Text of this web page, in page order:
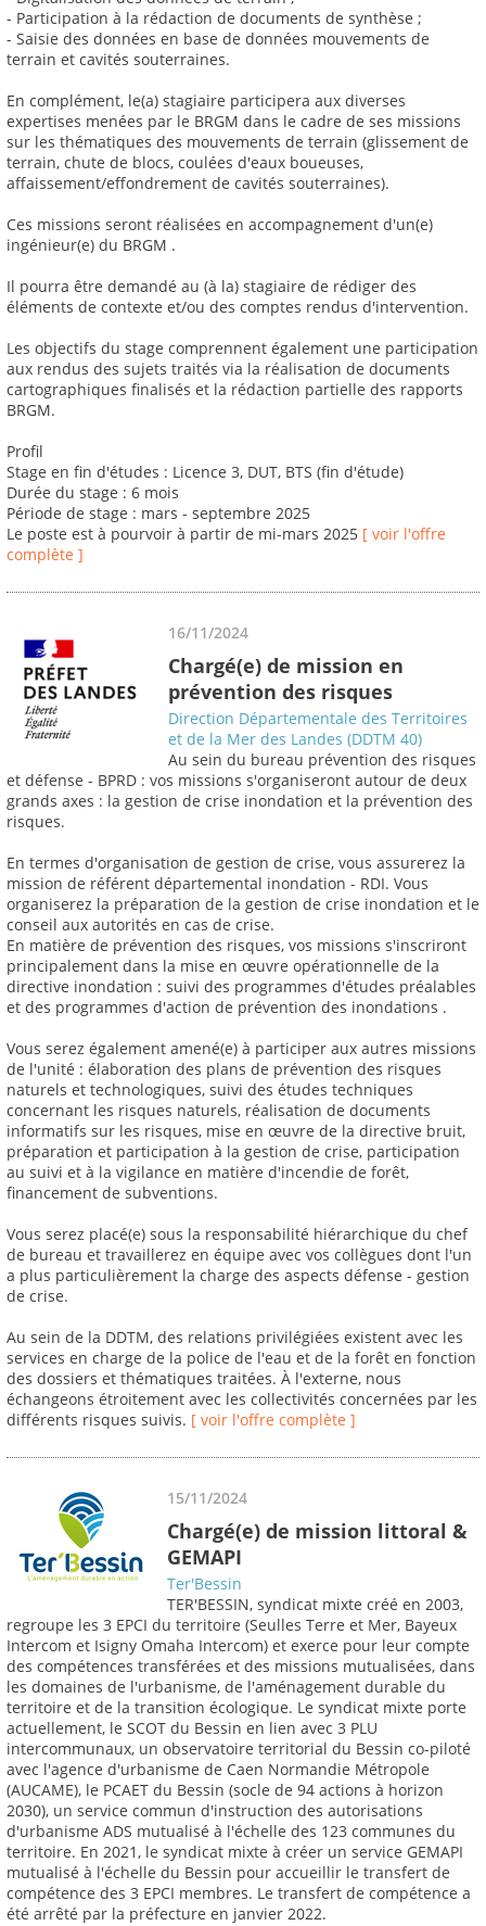
- Participation à la rédaction de documents de synthèse ;
- Saisie des données en base de données mouvements de
terrain et cavités souterraines.
En complément, le(a) stagiaire participera aux diverses
expertises menées par le BRGM dans le cadre de ses missions
sur les thématiques des mouvements de terrain (glissement de
terrain, chute de blocs, coulées d'eaux boueuses,
affaissement/effondrement de cavités souterraines).
Ces missions seront réalisées en accompagnement d'un(e)
ingénieur(e) du BRGM .
Il pourra être demandé au (à la) stagiaire de rédiger des
éléments de contexte et/ou des comptes rendus d'intervention.
Les objectifs du stage comprennent également une participation
aux rendus des sujets traités via la réalisation de documents
cartographiques finalisés et la rédaction partielle des rapports
BRGM.
Profil
Stage en fin d'études : Licence 3, DUT, BTS (fin d'étude)
Durée du stage : 6 mois
Période de stage : mars - septembre 2025
Le poste est à pourvoir à partir de mi-mars 2025 [ voir l'offre
complète ]
16/11/2024
Chargé(e) de mission en
prévention des risques
Direction Départementale des Territoires
et de la Mer des Landes (DDTM 40)
Au sein du bureau prévention des risques
et défense - BPRD : vos missions s'organiseront autour de deux
grands axes : la gestion de crise inondation et la prévention des
risques.
En termes d'organisation de gestion de crise, vous assurerez la
mission de référent départemental inondation - RDI. Vous
organiserez la préparation de la gestion de crise inondation et le
conseil aux autorités en cas de crise.
En matière de prévention des risques, vos missions s'inscriront
principalement dans la mise en œuvre opérationnelle de la
directive inondation : suivi des programmes d'études préalables
et des programmes d'action de prévention des inondations .
Vous serez également amené(e) à participer aux autres missions
de l'unité : élaboration des plans de prévention des risques
naturels et technologiques, suivi des études techniques
concernant les risques naturels, réalisation de documents
informatifs sur les risques, mise en œuvre de la directive bruit,
préparation et participation à la gestion de crise, participation
au suivi et à la vigilance en matière d'incendie de forêt,
financement de subventions.
Vous serez placé(e) sous la responsabilité hiérarchique du chef
de bureau et travaillerez en équipe avec vos collègues dont l'un
a plus particulièrement la charge des aspects défense - gestion
de crise.
Au sein de la DDTM, des relations privilégiées existent avec les
services en charge de la police de l'eau et de la forêt en fonction
des dossiers et thématiques traitées. À l'externe, nous
échangeons étroitement avec les collectivités concernées par les
différents risques suivis. [ voir l'offre complète ]
15/11/2024
Chargé(e) de mission littoral &
GEMAPI
Ter'Bessin
TER'BESSIN, syndicat mixte créé en 2003,
regroupe les 3 EPCI du territoire (Seulles Terre et Mer, Bayeux
Intercom et Isigny Omaha Intercom) et exerce pour leur compte
des compétences transférées et des missions mutualisées, dans
les domaines de l'urbanisme, de l'aménagement durable du
territoire et de la transition écologique. Le syndicat mixte porte
actuellement, le SCOT du Bessin en lien avec 3 PLU
intercommunaux, un observatoire territorial du Bessin co-piloté
avec l'agence d'urbanisme de Caen Normandie Métropole
(AUCAME), le PCAET du Bessin (socle de 94 actions à horizon
2030), un service commun d'instruction des autorisations
d'urbanisme ADS mutualisé à l'échelle des 123 communes du
territoire. En 2021, le syndicat mixte à créer un service GEMAPI
mutualisé à l'échelle du Bessin pour accueillir le transfert de
compétence des 3 EPCI membres. Le transfert de compétence a
été arrêté par la préfecture en janvier 2022.